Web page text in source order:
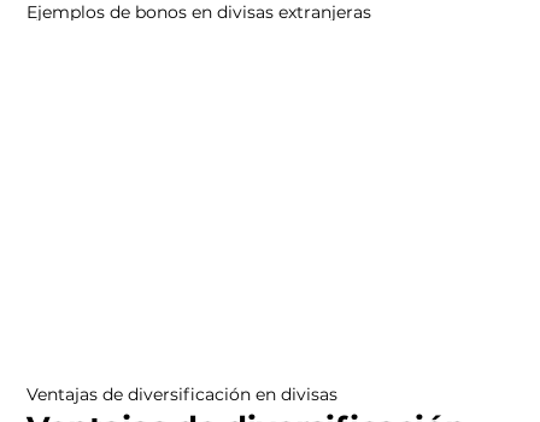
Ventajas de diversificación en divisas
Ejemplos de bonos en divisas extranjeras